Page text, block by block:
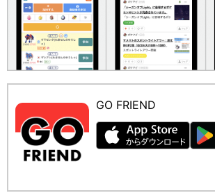
GO FRIEND